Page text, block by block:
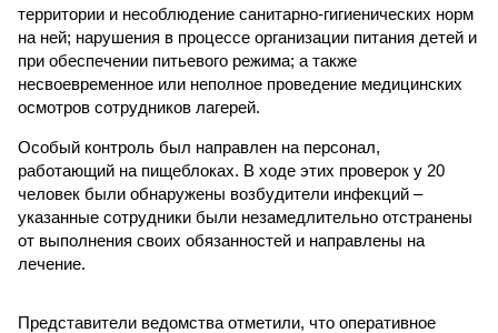
территории и несоблюдение санитарно-гигиенических норм
на ней; нарушения в процессе организации питания детей и
при обеспечении питьевого режима; а также
несвоевременное или неполное проведение медицинских
осмотров сотрудников лагерей.
Особый контроль был направлен на персонал,
работающий на пищеблоках. В ходе этих проверок у 20
человек были обнаружены возбудители инфекций –
указанные сотрудники были незамедлительно отстранены
от выполнения своих обязанностей и направлены на
лечение.
Представители ведомства отметили, что оперативное